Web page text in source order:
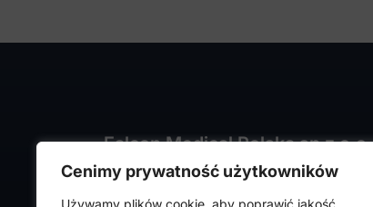
Cenimy prywatność użytkowników
Używamy plików cookie, aby poprawić jakość
Falcon Medical Polska sp z o.o.
ul. Rajmunda Rembielińskiego 1/7